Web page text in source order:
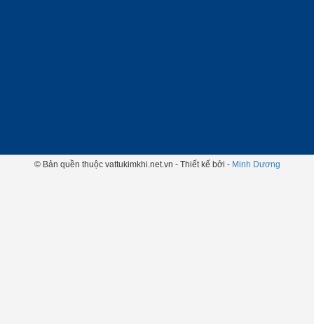
© Bản quền thuộc vattukimkhi.net.vn - Thiết kế bởi - Minh Dương